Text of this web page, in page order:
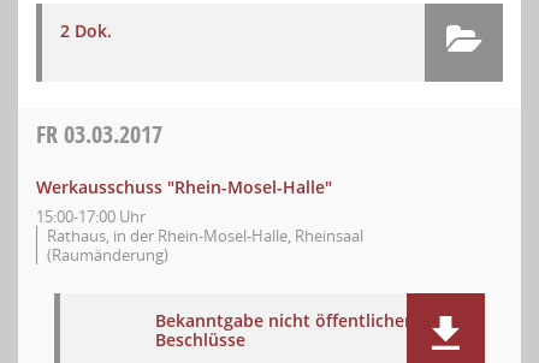
2 Dok.
FR03.03.2017
Werkausschuss "Rhein-Mosel-Halle"
15:00-17:00 Uhr
Rathaus, in der Rhein-Mosel-Halle, Rheinsaal
(Raumänderung)
Bekanntgabe nicht öffentlicher
Beschlüsse